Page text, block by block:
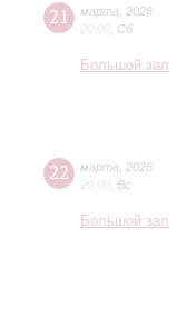
21 марта
2026
20:00 Сб
Большой зал
22 марта
2026
20:00 Вс
Большой зал